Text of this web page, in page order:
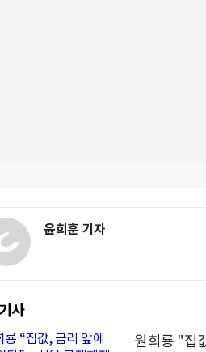
윤희훈 기자
사
원희룡 "집